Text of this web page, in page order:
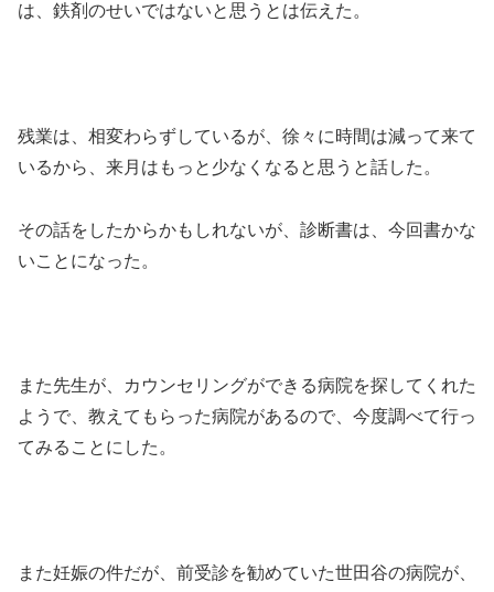
は、鉄剤のせいではないと思うとは伝えた。
残業は、相変わらずしているが、徐々に時間は減って来て
いるから、来月はもっと少なくなると思うと話した。
その話をしたからかもしれないが、診断書は、今回書かな
いことになった。
また先生が、カウンセリングができる病院を探してくれた
ようで、教えてもらった病院があるので、今度調べて行っ
てみることにした。
また妊娠の件だが、前受診を勧めていた世田谷の病院が、